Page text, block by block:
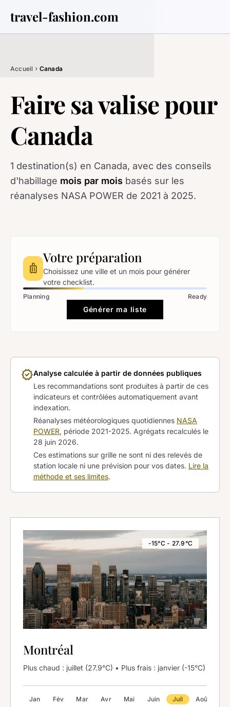
travel-fashion.com
Accueil chevron_right Canada
Faire sa valise pour
Canada
1 destination(s) en Canada, avec des conseils
d'habillage mois par mois basés sur les
réanalyses NASA POWER de 2021 à 2025.
luggage
Votre préparation
Choisissez une ville et un mois pour générer
votre checklist.
Planning Ready
Générer ma liste
verifiedAnalyse calculée à partir de données publiques
Les recommandations sont produites à partir de ces
indicateurs et contrôlées automatiquement avant
indexation.
Réanalyses météorologiques quotidiennes NASA
POWER, période 2021-2025. Agrégats recalculés le
28 juin 2026.
Ces estimations sur grille ne sont ni des relevés de
station locale ni une prévision pour vos dates. Lire la
méthode et ses limites.
-15°C - 27.9°C
Montréal
Plus chaud : juillet (27.9°C) • Plus frais : janvier (-15°C)
Jan Fév Mar Avr Mai Juin Juil Août